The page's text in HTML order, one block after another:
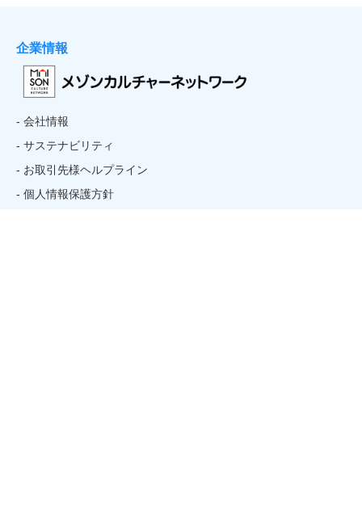
企業情報
- 会社情報
- サステナビリティ
- お取引先様ヘルプライン
- 個人情報保護方針